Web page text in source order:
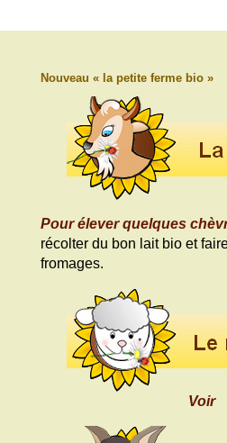
Nouveau « la petite ferme bio »
Pour élever quelques
récolter du bon lait bio et
fromages.
Voir